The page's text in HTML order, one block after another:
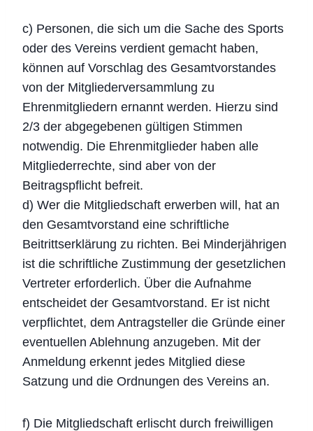
c) Personen, die sich um die Sache des Sports
oder des Vereins verdient gemacht haben,
können auf Vorschlag des Gesamtvorstandes
von der Mitgliederversammlung zu
Ehrenmitgliedern ernannt werden. Hierzu sind
2/3 der abgegebenen gültigen Stimmen
notwendig. Die Ehrenmitglieder haben alle
Mitgliederrechte, sind aber von der
Beitragspflicht befreit.
d) Wer die Mitgliedschaft erwerben will, hat an
den Gesamtvorstand eine schriftliche
Beitrittserklärung zu richten. Bei Minderjährigen
ist die schriftliche Zustimmung der gesetzlichen
Vertreter erforderlich. Über die Aufnahme
entscheidet der Gesamtvorstand. Er ist nicht
verpflichtet, dem Antragsteller die Gründe einer
eventuellen Ablehnung anzugeben. Mit der
Anmeldung erkennt jedes Mitglied diese
Satzung und die Ordnungen des Vereins an.
f) Die Mitgliedschaft erlischt durch freiwilligen